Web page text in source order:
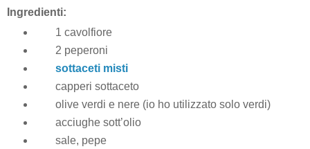
Ingredienti:
1 cavolfiore
2 peperoni
sottaceti misti
capperi sottaceto
olive verdi e nere (io ho utilizzato solo verdi)
acciughe sott’olio
sale, pepe